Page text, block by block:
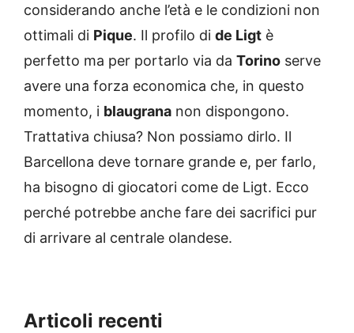
considerando anche l’età e le condizioni non
ottimali di Pique. Il profilo di de Ligt è
perfetto ma per portarlo via da Torino serve
avere una forza economica che, in questo
momento, i blaugrana non dispongono.
Trattativa chiusa? Non possiamo dirlo. Il
Barcellona deve tornare grande e, per farlo,
ha bisogno di giocatori come de Ligt. Ecco
perché potrebbe anche fare dei sacrifici pur
di arrivare al centrale olandese.
Articoli recenti